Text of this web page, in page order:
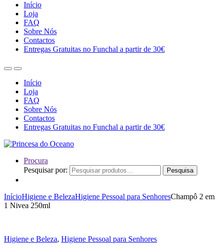
Início
Loja
FAQ
Sobre Nós
Contactos
Entregas Gratuitas no Funchal a partir de 30€
Início
Loja
FAQ
Sobre Nós
Contactos
Entregas Gratuitas no Funchal a partir de 30€
Procura
Pesquisar por:
Pesquisa
InícioHigiene e BelezaHigiene Pessoal para SenhoresChampô 2 em
1 Nivea 250ml
Higiene e Beleza, Higiene Pessoal para Senhores